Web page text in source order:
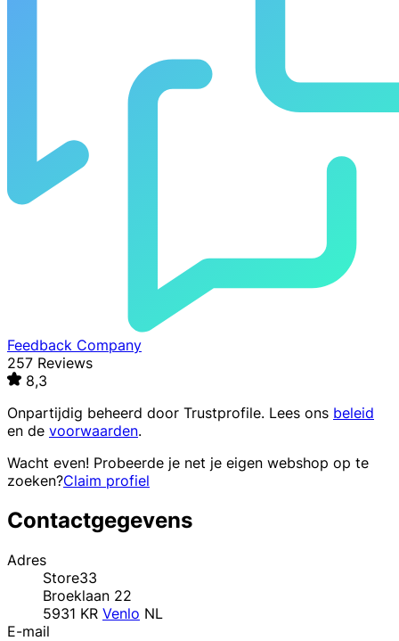
Feedback Company
257 Reviews
8,3
Onpartijdig beheerd door Trustprofile. Lees ons beleid
en de voorwaarden.
Wacht even! Probeerde je net je eigen webshop op te
zoeken?Claim profiel
Contactgegevens
Adres
Store33
Broeklaan 22
5931 KR Venlo NL
E-mail